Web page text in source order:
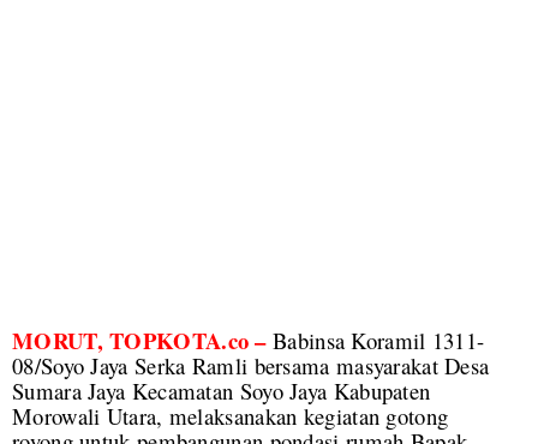
MORUT, TOPKOTA.co – Babinsa Koramil 1311-
08/Soyo Jaya Serka Ramli bersama masyarakat Desa
Sumara Jaya Kecamatan Soyo Jaya Kabupaten
Morowali Utara, melaksanakan kegiatan gotong